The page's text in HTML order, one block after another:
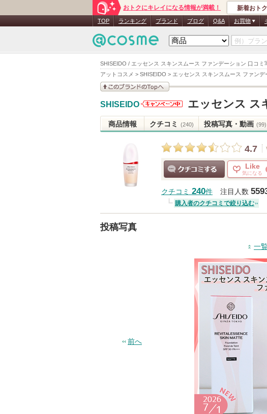
SHISEIDO / エッセンス スキンスムース ファンデーション 口コミ
アットコスメ > SHISEIDO > エッセンス スキンスムース ファンデ
おトクにキレイになる情報が満載！ 新着おト
TOP ランキング ブランド ブログ Q&A お買物
SHISEIDO
からのお知
らせがあり
エッセンス ス
商品情報 クチコミ (240) 投稿写真・動画 (99)
4.7
Like
気になる
クチコミ 240件 注目人数
購入者のクチコミで絞り込む
投稿写真
一
前へ